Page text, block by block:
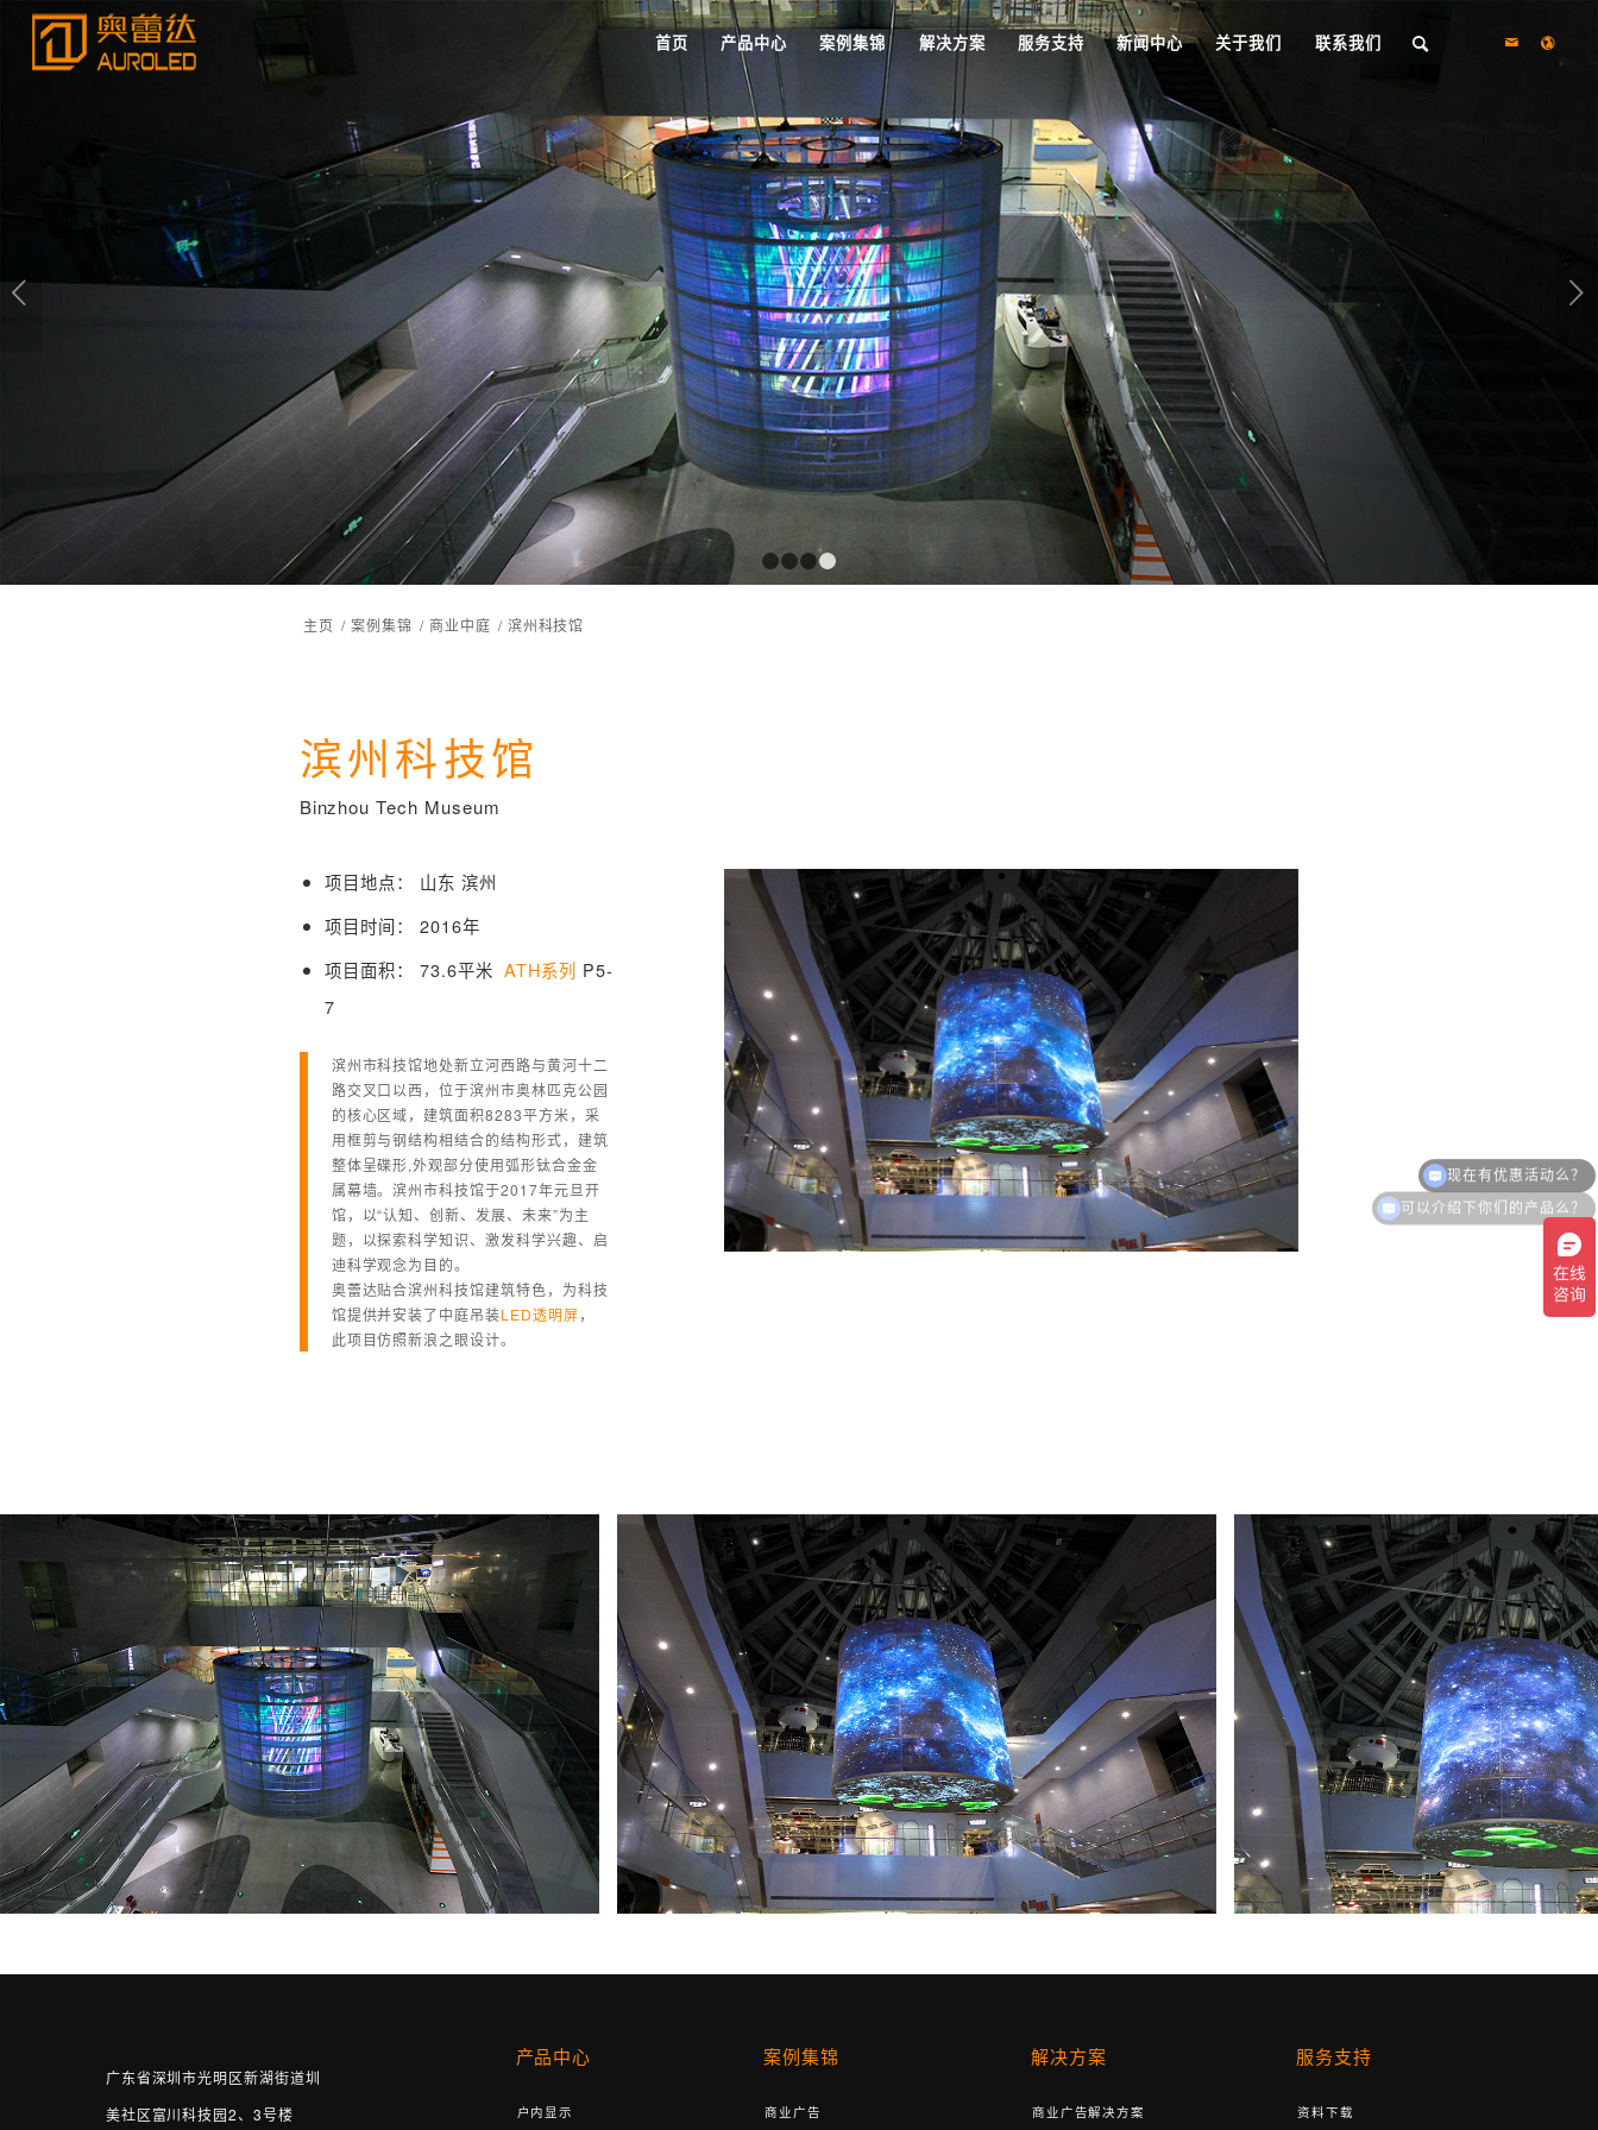
首页 产品中心 案例集锦 解决方案 服务支持 新闻中心 关于我们 联系我们
下一页
主页 / 案例集锦 / 商业中庭 / 滨州科技馆
滨州科技馆
Binzhou Tech Museum
项目地点： 山东 滨州
项目时间： 2016年
项目面积： 73.6平米ATH系列 P5-
7
滨州市科技馆地处新立河西路与黄河十二
路交叉口以西，位于滨州市奥林匹克公园
的核心区域，建筑面积8283平方米，采
用框剪与钢结构相结合的结构形式，建筑
整体呈碟形,外观部分使用弧形钛合金金
属幕墙。滨州市科技馆于2017年元旦开
馆，以“认知、创新、发展、未来”为主
题，以探索科学知识、激发科学兴趣、启
迪科学观念为目的。
奥蕾达贴合滨州科技馆建筑特色，为科技
馆提供并安装了中庭吊装LED透明屏，
此项目仿照新浪之眼设计。
广东省深圳市光明区新湖街道圳
美社区富川科技园2、3号楼
产品中心
户内显示
案例集锦
商业广告
解决方案
商业广告解决方案
服务支持
资料下载
可以介绍下你们的产品么？